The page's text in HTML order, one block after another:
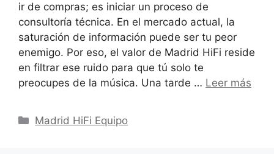
ir de compras; es iniciar un proceso de
consultoría técnica. En el mercado actual, la
saturación de información puede ser tu peor
enemigo. Por eso, el valor de Madrid HiFi reside
en filtrar ese ruido para que tú solo te
preocupes de la música. Una tarde … Leer más
Categorías
Madrid HiFi Equipo